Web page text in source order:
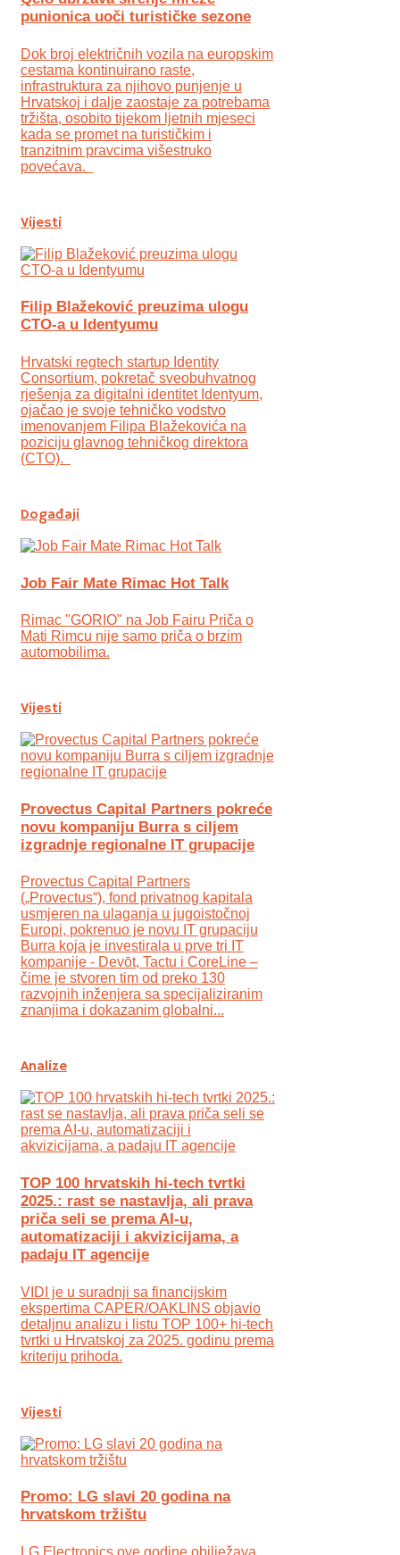
punionica uoči turističke sezone
Dok broj električnih vozila na europskim
cestama kontinuirano raste,
infrastruktura za njihovo punjenje u
Hrvatskoj i dalje zaostaje za potrebama
tržišta, osobito tijekom ljetnih mjeseci
kada se promet na turističkim i
tranzitnim pravcima višestruko
povećava.
Vijesti
Filip Blažeković preuzima ulogu
CTO-a u Identyumu
Hrvatski regtech startup Identity
Consortium, pokretač sveobuhvatnog
rješenja za digitalni identitet Identyum,
ojаčao je svoje tehničko vodstvo
imenovanjem Filipa Blažekovića na
poziciju glavnog tehničkog direktora
(CTO).
Događaji
Job Fair Mate Rimac Hot Talk
Rimac "GORIO" na Job Fairu Priča o
Mati Rimcu nije samo priča o brzim
automobilima.
Vijesti
Provectus Capital Partners pokreće
novu kompaniju Burra s ciljem
izgradnje regionalne IT grupacije
Provectus Capital Partners
(„Provectus“), fond privatnog kapitala
usmjeren na ulaganja u jugoistočnoj
Europi, pokrenuo je novu IT grupaciju
Burra koja je investirala u prve tri IT
kompanije - Devōt, Tactu i CoreLine –
čime je stvoren tim od preko 130
razvojnih inženjera sa specijaliziranim
znanjima i dokazanim globalni...
Analize
TOP 100 hrvatskih hi-tech tvrtki
2025.: rast se nastavlja, ali prava
priča seli se prema AI-u,
automatizaciji i akvizicijama, a
padaju IT agencije
VIDI je u suradnji sa financijskim
ekspertima CAPER/OAKLINS objavio
detaljnu analizu i listu TOP 100+ hi-tech
tvrtki u Hrvatskoj za 2025. godinu prema
kriteriju prihoda.
Vijesti
Promo: LG slavi 20 godina na
hrvatskom tržištu
LG Electronics ove godine obilježava